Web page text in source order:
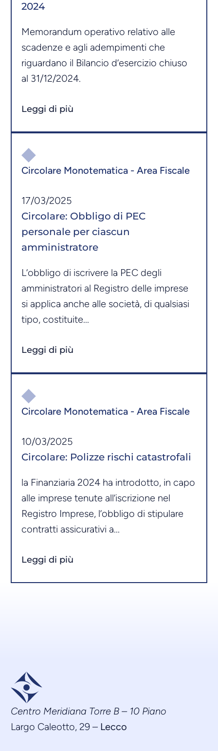
2024
Memorandum operativo relativo alle
scadenze e agli adempimenti che
riguardano il Bilancio d’esercizio chiuso
al 31/12/2024.
Leggi di più
Circolare Monotematica - Area Fiscale
17/03/2025
Circolare: Obbligo di PEC
personale per ciascun
amministratore
L’obbligo di iscrivere la PEC degli
amministratori al Registro delle imprese
si applica anche alle società, di qualsiasi
tipo, costituite...
Leggi di più
Circolare Monotematica - Area Fiscale
10/03/2025
Circolare: Polizze rischi catastrofali
la Finanziaria 2024 ha introdotto, in capo
alle imprese tenute all’iscrizione nel
Registro Imprese, l’obbligo di stipulare
contratti assicurativi a...
Leggi di più
Centro Meridiana Torre B – 10 Piano
Largo Caleotto, 29 – Lecco